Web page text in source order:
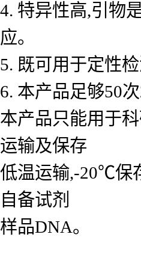
4. 特异性高,引物
应。
5. 既可用于定性
6. 本产品足够50
本产品只能用于科
运输及保存
低温运输,-20℃保
自备试剂
样品DNA。